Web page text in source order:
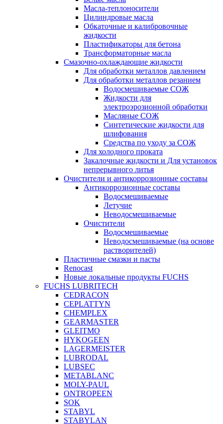
Масла-теплоносители
Цилиндровые масла
Обкаточные и калибровочные
жидкости
Пластификаторы для бетона
Трансформаторные масла
Смазочно-охлаждающие жидкости
Для обработки металлов давлением
Для обработки металлов резанием
Водосмешиваемые СОЖ
Жидкости для
электроэрозионной обработки
Масляные СОЖ
Синтетические жидкости для
шлифования
Средства по уходу за СОЖ
Для холодного проката
Закалочные жидкости и Для установок
непрерывного литья
Очистители и антикоррозионные составы
Антикоррозионные составы
Водосмешиваемые
Летучие
Неводосмешиваемые
Очистители
Водосмешиваемые
Неводосмешиваемые (на основе
растворителей)
Пластичные смазки и пасты
Renocast
Новые локальные продукты FUCHS
FUCHS LUBRITECH
CEDRACON
CEPLATTYN
CHEMPLEX
GEARMASTER
GLEITMO
HYKOGEEN
LAGERMEISTER
LUBRODAL
LUBSEC
METABLANC
MOLY-PAUL
ONTROPEEN
SOK
STABYL
STABYLAN